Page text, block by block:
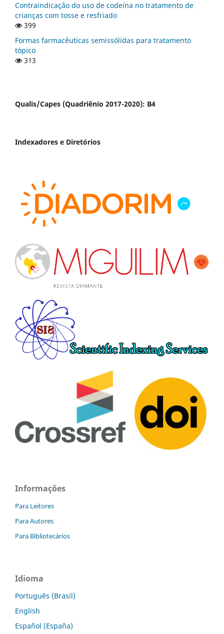
Contraindicação do uso de codeína no tratamento de
crianças com tosse e resfriado
399
Formas farmacêuticas semissólidas para tratamento
tópico
313
Qualis/Capes (Quadriênio 2017-2020): B4
Indexadores e Diretórios
Informações
Para Leitores
Para Autores
Para Bibliotecários
Idioma
Português (Brasil)
English
Español (España)